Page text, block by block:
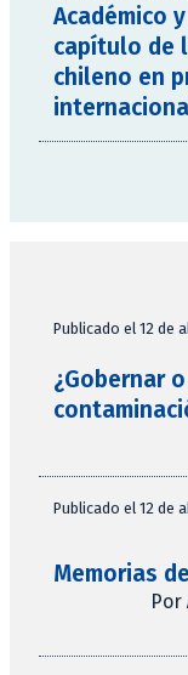
Académico
capítulo de
chileno en
Publicado el 12 de
¿Gobernar
Publicado el 12 de
Memorias
Por